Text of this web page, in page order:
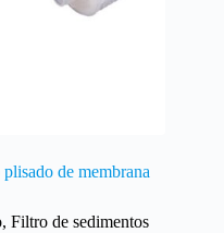
de membrana
, Filtro de sedimentos